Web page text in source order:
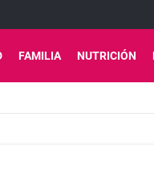
FAMILIA NUTRICIÓN